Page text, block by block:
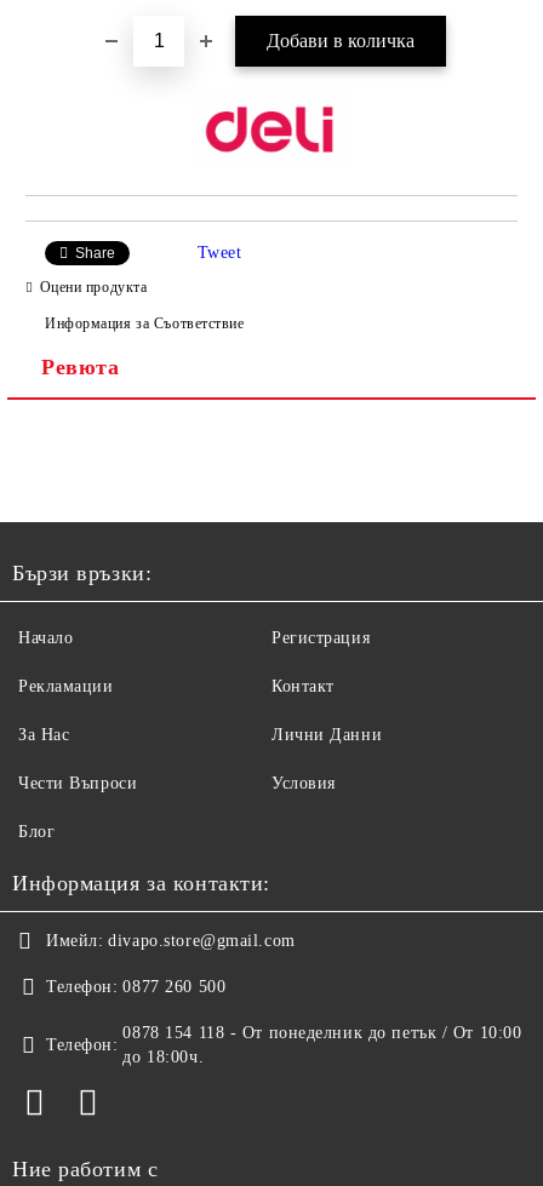
Share Tweet
Оцени продукта
Информация за Съответствие
Ревюта
Бързи връзки:
Начало
Рекламации
За Нас
Чести Въпроси
Регистрация
Контакт
Лични Данни
Условия
Блог
Информация за контакти:
Имейл: divapo.store@gmail.com
Телефон: 0877 260 500
Телефон:
0878 154 118 - От понеделник до петък / От 10:00
до 18:00ч.
Ние работим с